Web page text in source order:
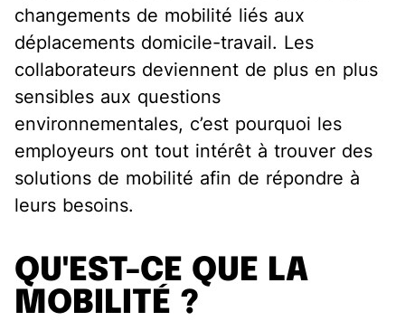
changements de mobilité liés aux
déplacements domicile-travail. Les
collaborateurs deviennent de plus en plus
sensibles aux questions
environnementales, c’est pourquoi les
employeurs ont tout intérêt à trouver des
solutions de mobilité afin de répondre à
leurs besoins.
QU'EST-CE QUE LA
MOBILITÉ ?